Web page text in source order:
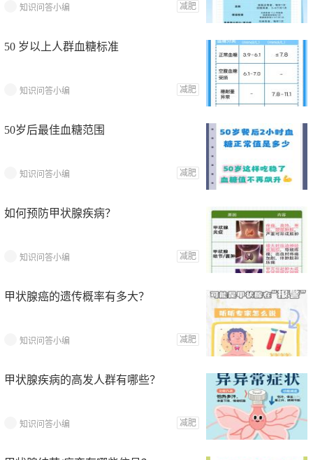
知识问答小编 减肥
50 岁以上人群血糖标准
知识问答小编 减肥
50岁后最佳血糖范围
知识问答小编 减肥
如何预防甲状腺疾病？
知识问答小编 减肥
甲状腺癌的遗传概率有多大？
知识问答小编 减肥
甲状腺疾病的高发人群有哪些？
知识问答小编 减肥